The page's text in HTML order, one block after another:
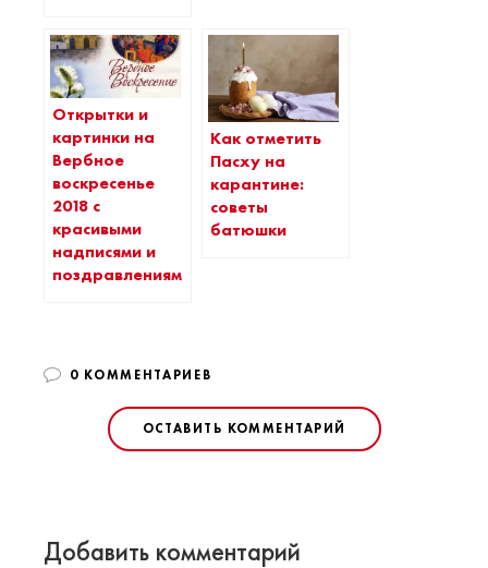
Открытки и
картинки на
Вербное
воскресенье
2018 с
красивыми
надписями и
поздравлениями
Как отметить
Пасху на
карантине:
советы
батюшки
0 КОММЕНТАРИЕВ
ОСТАВИТЬ КОММЕНТАРИЙ
Добавить комментарий